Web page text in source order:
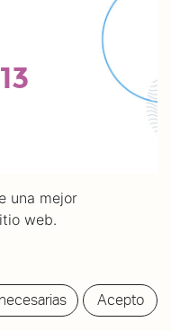
una mejor
web.
Acepto